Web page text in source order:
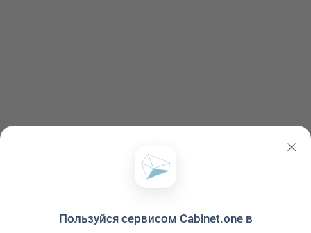
Пользуйся сервисом Cabinet.one в